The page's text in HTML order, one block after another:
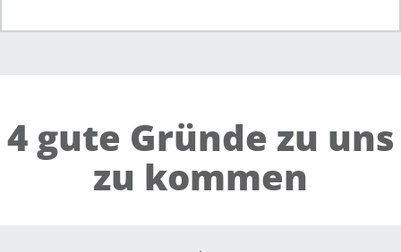
4 gute Gründe zu uns
zu kommen